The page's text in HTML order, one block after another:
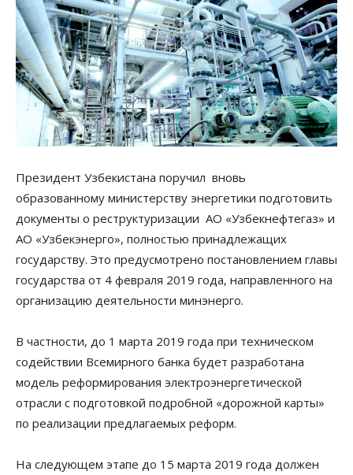
Президент Узбекистана поручил вновь
образованному министерству энергетики подготовить
документы о реструктуризации АО «Узбекнефтегаз» и
АО «Узбекэнерго», полностью принадлежащих
государству. Это предусмотрено постановлением главы
государства от 4 февраля 2019 года, направленного на
организацию деятельности минэнерго.
В частности, до 1 марта 2019 года при техническом
содействии Всемирного банка будет разработана
модель реформирования электроэнергетической
отрасли с подготовкой подробной «дорожной карты»
по реализации предлагаемых реформ.
На следующем этапе до 15 марта 2019 года должен